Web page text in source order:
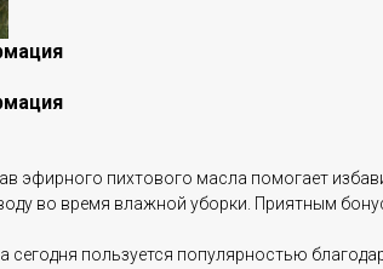
эфирного пихтового масла помогает
во время влажной уборки. Приятным
сегодня пользуется популярностью